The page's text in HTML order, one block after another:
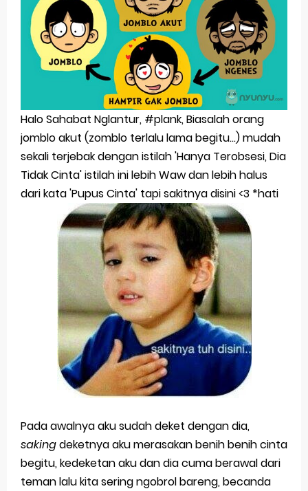
Tentang Perasaan Ini, Aku Tak Tahu
Untukmu Yang Sedang Patah Hati
Sholawat Nahdliyah Lirik Dan Arti
Ya Nabi Salam Alaika - KH Said Aqil Siradj
Sholawat Karya Mbah Kholil Bangkalan Madura
senang melihat orang susah
Selamat Jalan Bu Lek Santi Fitriyana
Tutup Buku, untuk membuka buku
Tak Hanya Badai, Hari Yang Cerahpun Pasti Berlalu
Cara Mengatasi Touchscreen Samsung J7 Prime
Tidak Berfungsi
Selamat Hari Blogger Nasional 2018
Pesan Untuk Ramadhan 2018
Bersama sang kekasih
Selamat Ulang Tahun ke 23 Untuk Diriku
Kenapa Harus Pacaran Jika Berteman Lebih
Nyaman
Halo Sahabat Nglantur, #plank, Biasalah orang
jomblo akut (zomblo terlalu lama begitu...) mudah
sekali terjebak dengan istilah 'Hanya Terobsesi, Dia
Tidak Cinta' istilah ini lebih Waw dan lebih halus
dari kata 'Pupus Cinta' tapi sakitnya disini <3 *hati
Pada awalnya aku sudah deket dengan dia,
sakingdeketnya aku merasakan benih benih cinta
begitu, kedeketan aku dan dia cuma berawal dari
teman lalu kita sering ngobrol bareng, becanda